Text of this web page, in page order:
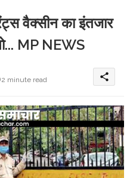
वैक्सीन का इंतजार
MP NEWS
2 minute read share